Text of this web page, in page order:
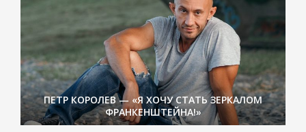
ПЕТР КОРОЛЕВ — «Я ХОЧУ СТАТЬ ЗЕРКАЛОМ
ФРАНКЕНШТЕЙНА!»